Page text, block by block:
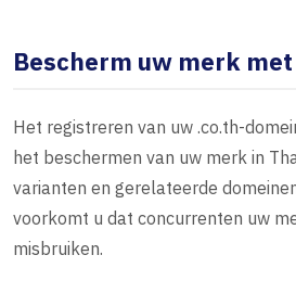
Bescherm uw merk met
Het registreren van uw .co.th-
het beschermen van uw merk in
varianten en gerelateerde
voorkomt u dat concurrenten uw
misbruiken.